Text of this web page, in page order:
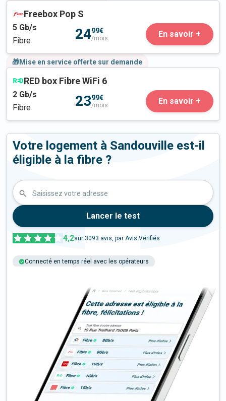
Freebox Pop S
5 Gb/s
Fibre
2499€
/mois En savoir +
🎁Mise en service offerte sur demande
RED box Fibre WiFi 6
2 Gb/s
Fibre
2399€
/mois En savoir +
Votre logement à Sandouville est-il
éligible à la fibre ?
Saisissez votre adresse
Lancer le test
4,2sur 3093 avis, par Avis Vérifiés
Connecté en temps réel avec les opérateurs